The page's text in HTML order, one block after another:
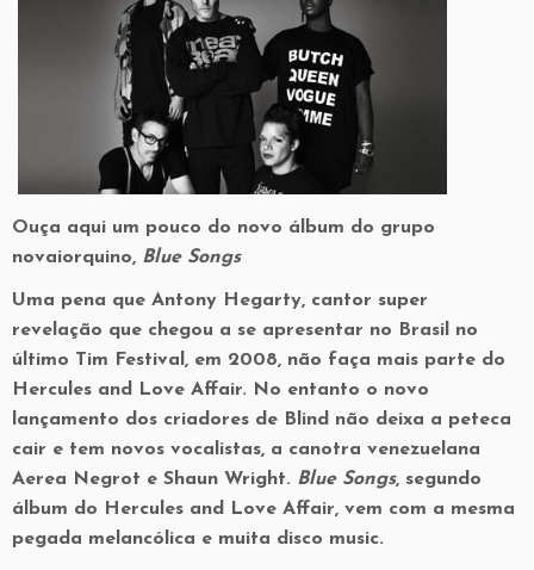
Ouça aqui um pouco do novo álbum do grupo
novaiorquino, Blue Songs
Uma pena que Antony Hegarty, cantor super
revelação que chegou a se apresentar no Brasil no
último Tim Festival, em 2008, não faça mais parte do
Hercules and Love Affair. No entanto o novo
lançamento dos criadores de Blind não deixa a peteca
cair e tem novos vocalistas, a canotra venezuelana
Aerea Negrot e Shaun Wright. Blue Songs, segundo
álbum do Hercules and Love Affair, vem com a mesma
pegada melancólica e muita disco music.